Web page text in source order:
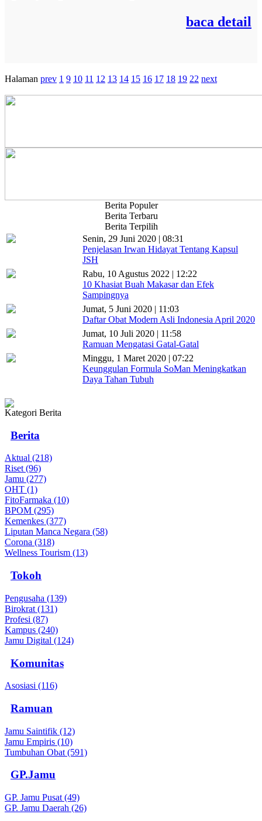
baca detail
Halaman prev 1 9 10 11 12 13 14 15 16 17 18 19 22 next
Berita Populer
Berita Terbaru
Berita Terpilih
Senin, 29 Juni 2020 | 08:31
Penjelasan Irwan Hidayat Tentang Kapsul
JSH
Rabu, 10 Agustus 2022 | 12:22
10 Khasiat Buah Makasar dan Efek
Sampingnya
Jumat, 5 Juni 2020 | 11:03
Daftar Obat Modern Asli Indonesia April 2020
Jumat, 10 Juli 2020 | 11:58
Ramuan Mengatasi Gatal-Gatal
Minggu, 1 Maret 2020 | 07:22
Keunggulan Formula SoMan Meningkatkan
Daya Tahan Tubuh
Kategori Berita
Berita
Aktual (218)
Riset (96)
Jamu (277)
OHT (1)
FitoFarmaka (10)
BPOM (295)
Kemenkes (377)
Liputan Manca Negara (58)
Corona (318)
Wellness Tourism (13)
Tokoh
Pengusaha (139)
Birokrat (131)
Profesi (87)
Kampus (240)
Jamu Digital (124)
Komunitas
Asosiasi (116)
Ramuan
Jamu Saintifik (12)
Jamu Empiris (10)
Tumbuhan Obat (591)
GP.Jamu
GP. Jamu Pusat (49)
GP. Jamu Daerah (26)